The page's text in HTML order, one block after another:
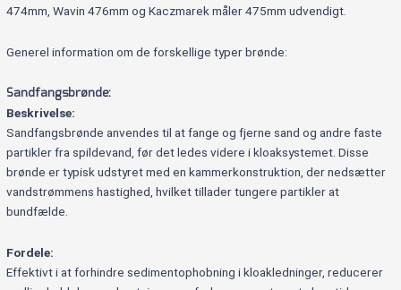
474mm, Wavin 476mm og Kaczmarek måler 475mm udvendigt.
Generel information om de forskellige typer brønde:
Sandfangsbrønde:
Beskrivelse:
Sandfangsbrønde anvendes til at fange og fjerne sand og andre faste
partikler fra spildevand, før det ledes videre i kloaksystemet. Disse
brønde er typisk udstyret med en kammerkonstruktion, der nedsætter
vandstrømmens hastighed, hvilket tillader tungere partikler at
bundfælde.
Fordele:
Effektivt i at forhindre sedimentophobning i kloakledninger, reducerer